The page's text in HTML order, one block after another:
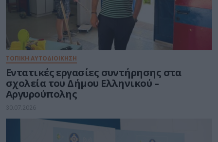
ΤΟΠΙΚΗ ΑΥΤΟΔΙΟΙΚΗΣΗ
Εντατικές εργασίες συντήρησης στα
σχολεία του Δήμου Ελληνικού –
Αργυρούπολης
30.07.2026